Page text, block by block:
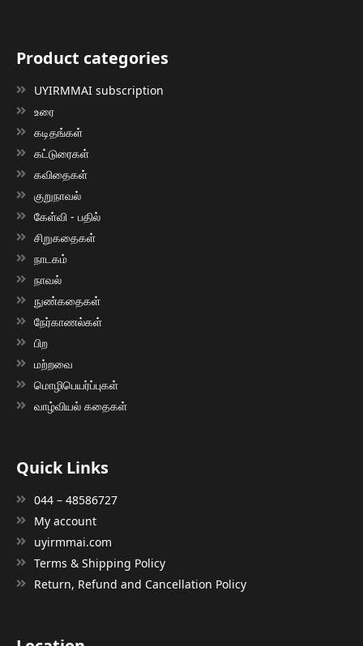
Product categories
UYIRMMAI subscription
உரை
கடிதங்கள்
கட்டுரைகள்
கவிதைகள்
குறுநாவல்
கேள்வி - பதில்
சிறுகதைகள்
நாடகம்
நாவல்
நுண்கதைகள்
நேர்காணல்கள்
பிற
மற்றவை
மொழிபெயர்ப்புகள்
வாழ்வியல் கதைகள்
Quick Links
044 – 48586727
My account
uyirmmai.com
Terms & Shipping Policy
Return, Refund and Cancellation Policy